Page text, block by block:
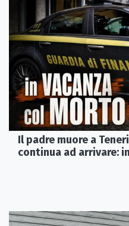
Il padre muore a
continua ad arrivare: